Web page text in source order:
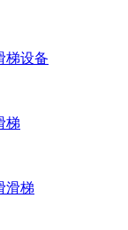
梯设备
梯
滑梯